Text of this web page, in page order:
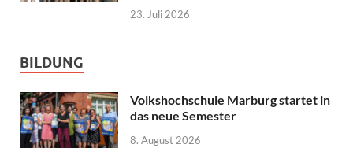
23. Juli 2026
BILDUNG
Volkshochschule Marburg startet in
das neue Semester
8. August 2026